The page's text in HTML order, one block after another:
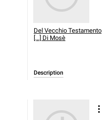
Del Vecchio Testamento
[...] Di Mosè
Description